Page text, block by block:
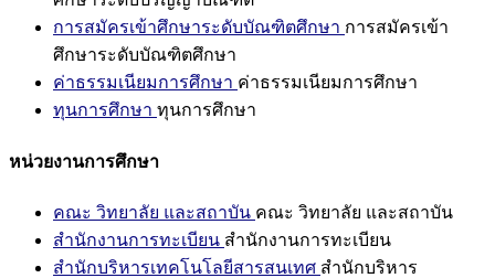
การสมัครเข้าศึกษาระดับบัณฑิตศึกษา การสมัครเข้า
ศึกษาระดับบัณฑิตศึกษา
ค่าธรรมเนียมการศึกษา ค่าธรรมเนียมการศึกษา
ทุนการศึกษา ทุนการศึกษา
หน่วยงานการศึกษา
คณะ วิทยาลัย และสถาบัน คณะ วิทยาลัย และสถาบัน
สำนักงานการทะเบียน สำนักงานการทะเบียน
สำนักบริหารเทคโนโลยีสารสนเทศ สำนักบริหาร